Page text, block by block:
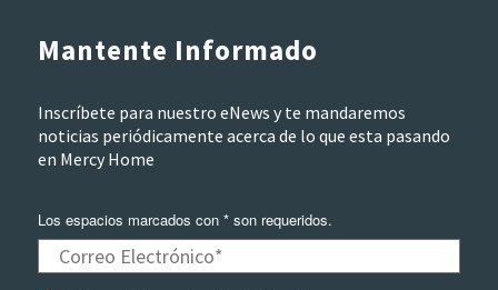
Mantente Informado
Inscríbete para nuestro eNews y te mandaremos
noticias periódicamente acerca de lo que esta pasando
en Mercy Home
Los espacios marcados con * son requeridos.